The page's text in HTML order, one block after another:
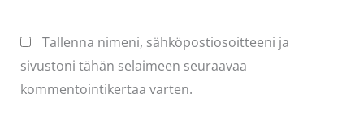
Tallenna nimeni, sähköpostiosoitteeni ja
sivustoni tähän selaimeen seuraavaa
kommentointikertaa varten.